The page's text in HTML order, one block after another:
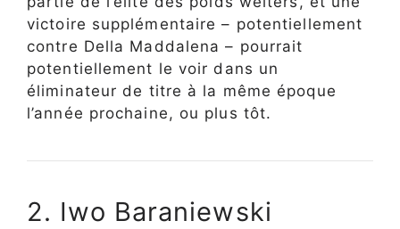
victoire supplémentaire – potentiellement
contre Della Maddalena – pourrait
potentiellement le voir dans un
éliminateur de titre à la même époque
l’année prochaine, ou plus tôt.
2. Iwo Baraniewski